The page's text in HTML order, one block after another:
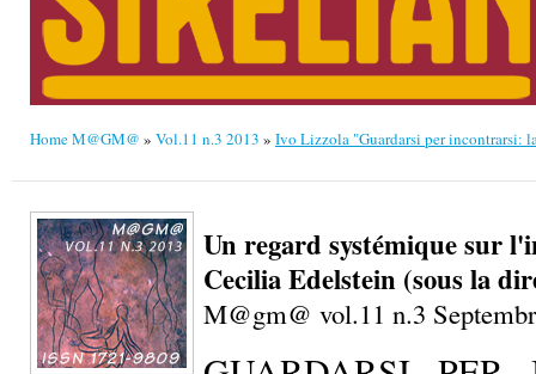
Un regard systémique sur
Cecilia Edelstein (sous la
M@gm@ vol.11 n.3
GUARDARSI PER
LA COSTRUZIONE DELLA
CURA CON IL MIGRANTE